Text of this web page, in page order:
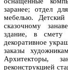
заранее; отдел
мебелью. Детский
сказочному
здание, в смету
декоративное
заказы
Архитекторы,
реконструкцией